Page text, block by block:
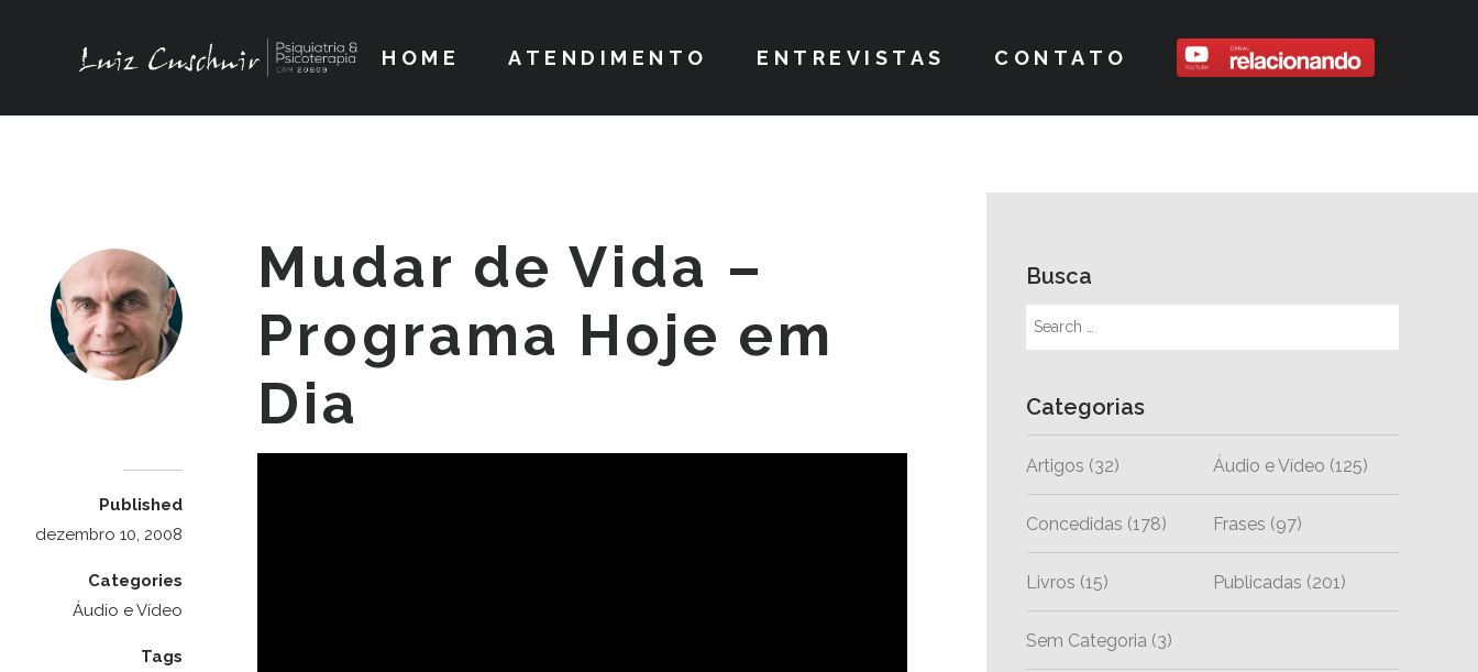
HOME ATENDIMENTO ENTREVISTAS CONTATO
Mudar de Vida –
Programa Hoje em
Dia
Published
dezembro 10, 2008
Categories
Áudio e Vídeo
Tags
Busca
Categorias
Artigos (32) Áudio e Vídeo (125)
Concedidas (178) Frases (97)
Livros (15) Publicadas (201)
Sem Categoria (3)